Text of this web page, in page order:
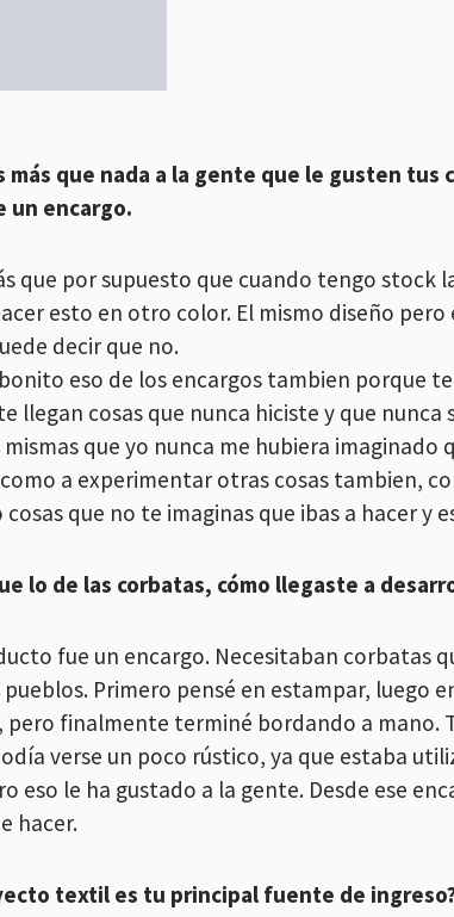
más que nada a la gente que le gusten
un encargo.
que por supuesto que cuando tengo stock
esto en otro color. El mismo diseño
decir que no.
bonito eso de los encargos tambien porque
llegan cosas que nunca hiciste y que
que yo nunca me hubiera imaginado
a experimentar otras cosas tambien,
cosas que no te imaginas que ibas a hacer y
lo de las corbatas, cómo llegaste a
fue un encargo. Necesitaban corbatas
Primero pensé en estampar, luego
pero finalmente terminé bordando a mano.
verse un poco rústico, ya que estaba
eso le ha gustado a la gente. Desde ese
hacer.
textil es tu principal fuente de